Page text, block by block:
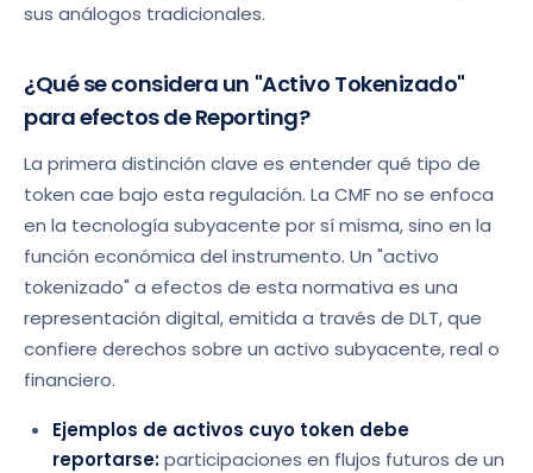
sus análogos tradicionales.
¿Qué se considera un "Activo Tokenizado"
para efectos de Reporting?
La primera distinción clave es entender qué tipo de
token cae bajo esta regulación. La CMF no se enfoca
en la tecnología subyacente por sí misma, sino en la
función económica del instrumento. Un "activo
tokenizado" a efectos de esta normativa es una
representación digital, emitida a través de DLT, que
confiere derechos sobre un activo subyacente, real o
financiero.
Ejemplos de activos cuyo token debe
reportarse:participaciones en flujos futuros de un